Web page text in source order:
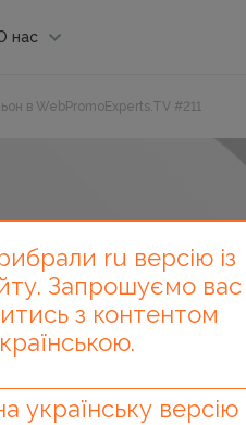
нас
в WebPromoExperts.TV #211
ru версію із
Запрошуємо вас
з контентом
українську версію